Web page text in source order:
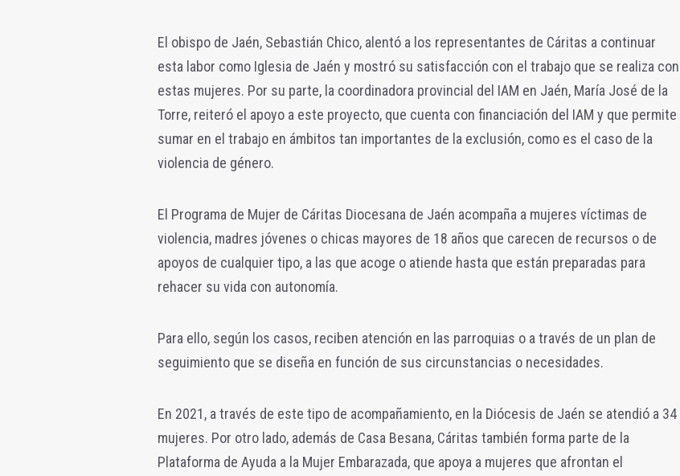
El obispo de Jaén, Sebastián Chico, alentó a los representantes de Cáritas a continuar
esta labor como Iglesia de Jaén y mostró su satisfacción con el trabajo que se realiza con
estas mujeres. Por su parte, la coordinadora provincial del IAM en Jaén, María José de la
Torre, reiteró el apoyo a este proyecto, que cuenta con financiación del IAM y que permite
sumar en el trabajo en ámbitos tan importantes de la exclusión, como es el caso de la
violencia de género.
El Programa de Mujer de Cáritas Diocesana de Jaén acompaña a mujeres víctimas de
violencia, madres jóvenes o chicas mayores de 18 años que carecen de recursos o de
apoyos de cualquier tipo, a las que acoge o atiende hasta que están preparadas para
rehacer su vida con autonomía.
Para ello, según los casos, reciben atención en las parroquias o a través de un plan de
seguimiento que se diseña en función de sus circunstancias o necesidades.
En 2021, a través de este tipo de acompañamiento, en la Diócesis de Jaén se atendió a 34
mujeres. Por otro lado, además de Casa Besana, Cáritas también forma parte de la
Plataforma de Ayuda a la Mujer Embarazada, que apoya a mujeres que afrontan el